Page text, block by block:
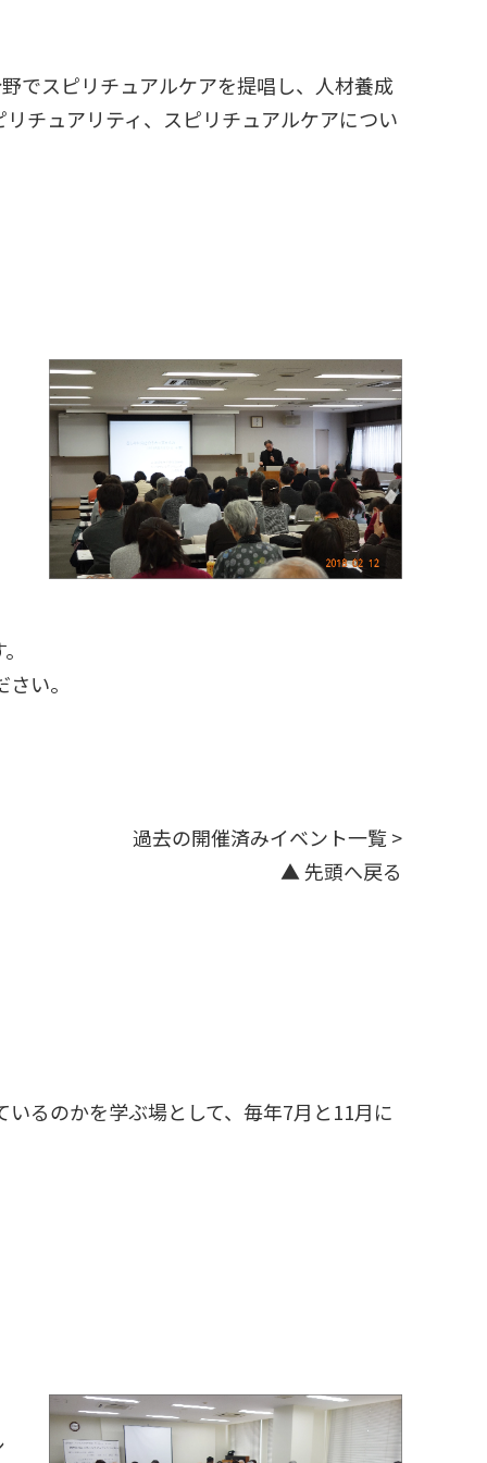
でスピリチュアルケアを提唱し、人材養成
チュアリティ、スピリチュアルケアについ
い。
過去の開催済みイベント一覧 >
▲ 先頭へ戻る
るのかを学ぶ場として、毎年7月と11月に